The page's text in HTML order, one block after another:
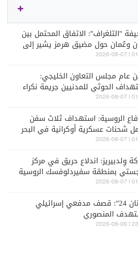
"التلغراف": الاتفاق المحتمل بين
وعُمان حول مضيق هرمز يشير إلى
خرجت من الصراع أكثر قوة من 01:26 |
عام مجلس التعاون الخليجي:
الحوثي للمدنيين جريمة نكراء
01:26 |
الروسية: استهداف ثلاث سفن
شحنات عسكرية أوكرانية في البحر
01:16 |
وِلدبيريز: اندلاع حريق في مركز
بمنطقة سفيردلوفسك الروسية
تعرضه لهجوم01:00 |
"لبنان 24": قصف مدفعي إسرائيلي
المنصوري
23:53 |